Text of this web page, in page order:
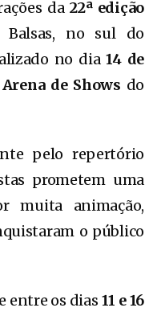
da22ª edição
no sul do
no dia14 de
Arena de Shows do
pelo repertório
prometem uma
muita animação,
o público
entre os dias 11 e 16